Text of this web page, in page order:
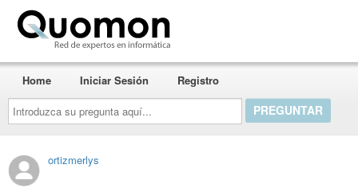
Introduzca
su
pregunta
aquí...
Home Iniciar Sesión Registro
ortizmerlys